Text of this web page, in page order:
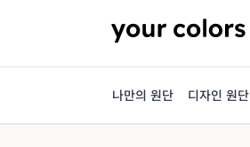
나만의 원단 디자인 원단